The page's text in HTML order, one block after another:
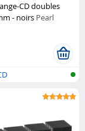
CD doubles
- noirs Pearl